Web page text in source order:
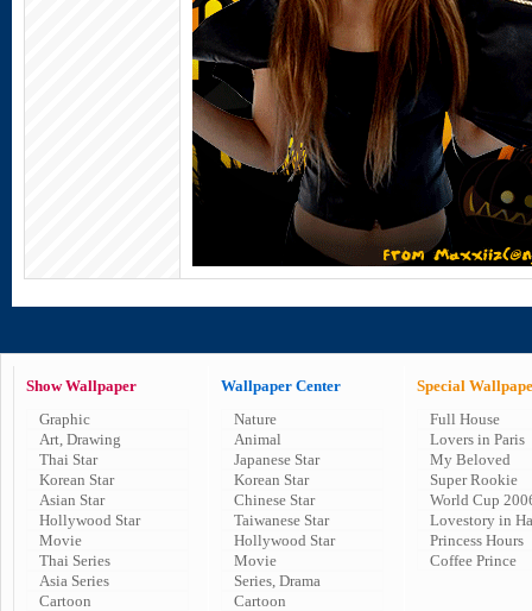
Show Wallpaper
Graphic
Art, Drawing
Thai Star
Korean Star
Asian Star
Hollywood Star
Movie
Thai Series
Asia Series
Cartoon
Wallpaper Center
Nature
Animal
Japanese Star
Korean Star
Chinese Star
Taiwanese Star
Hollywood Star
Movie
Series, Drama
Cartoon
Special
Full House
Lovers in Paris
My Beloved
Super Rookie
World Cup
Lovestory in
Princess Hours
Coffee Prince